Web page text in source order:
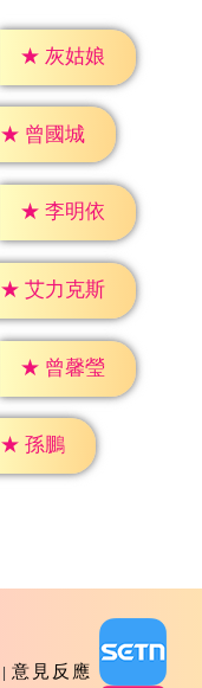
★ 灰姑娘
★ 曾國城
★ 李明依
★ 艾力克斯
★ 曾馨瑩
★ 孫鵬
意見反應